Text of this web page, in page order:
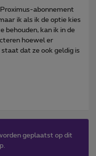
Proximus-abonnement
ik als ik de optie kies
behouden, kan ik in de
hoewel er
dat ze ook geldig is
geplaatst op dit